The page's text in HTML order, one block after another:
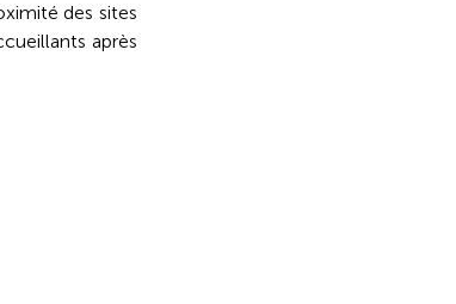
des sites
après